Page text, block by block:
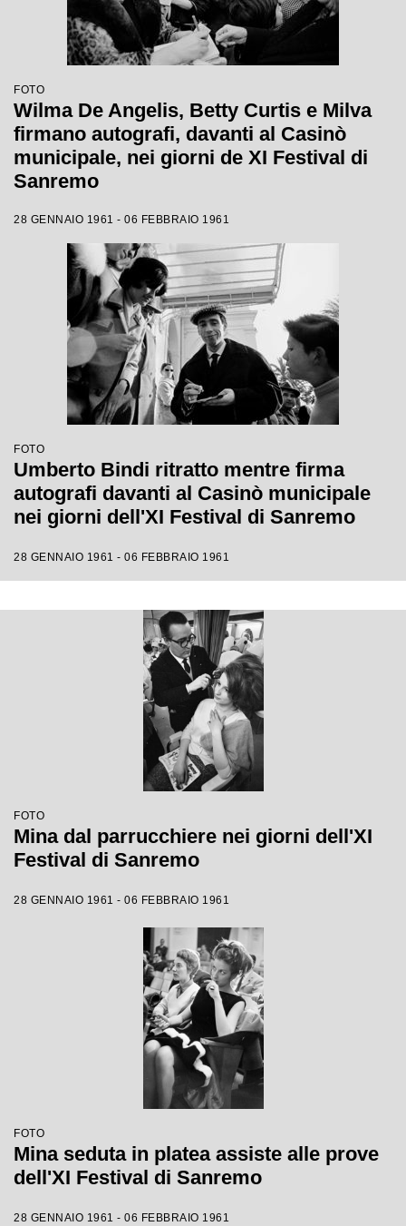
FOTO
Wilma De Angelis, Betty Curtis e Milva
firmano autografi, davanti al Casinò
municipale, nei giorni de XI Festival di
Sanremo
28 GENNAIO 1961 - 06 FEBBRAIO 1961
FOTO
Umberto Bindi ritratto mentre firma
autografi davanti al Casinò municipale
nei giorni dell'XI Festival di Sanremo
28 GENNAIO 1961 - 06 FEBBRAIO 1961
FOTO
Mina dal parrucchiere nei giorni dell'XI
Festival di Sanremo
28 GENNAIO 1961 - 06 FEBBRAIO 1961
FOTO
Mina seduta in platea assiste alle prove
dell'XI Festival di Sanremo
28 GENNAIO 1961 - 06 FEBBRAIO 1961